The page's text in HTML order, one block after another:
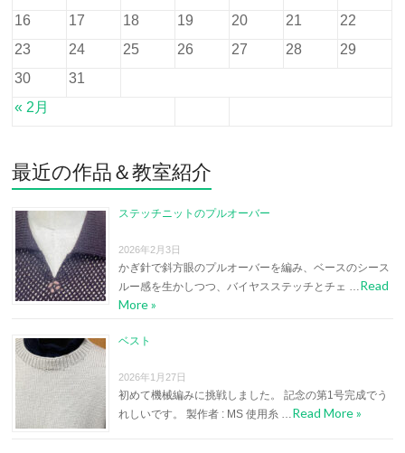
« 2月
16
17 18 19 20 21
22
23
24 25 26 27 28
29
30
31
最近の作品＆教室紹介
ステッチニットのプルオーバー
2026年2月3日
かぎ針で斜方眼のプルオーバーを編み、ベースのシース
ルー感を生かしつつ、バイヤスステッチとチェ … Read
More »
ベスト
2026年1月27日
初めて機械編みに挑戦しました。 記念の第1号完成でう
れしいです。 製作者 : MS 使用糸 … Read More »